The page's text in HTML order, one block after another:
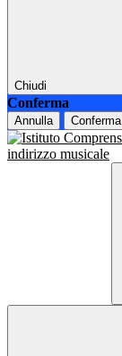
Chiudi
Conferma
Annulla Conferma